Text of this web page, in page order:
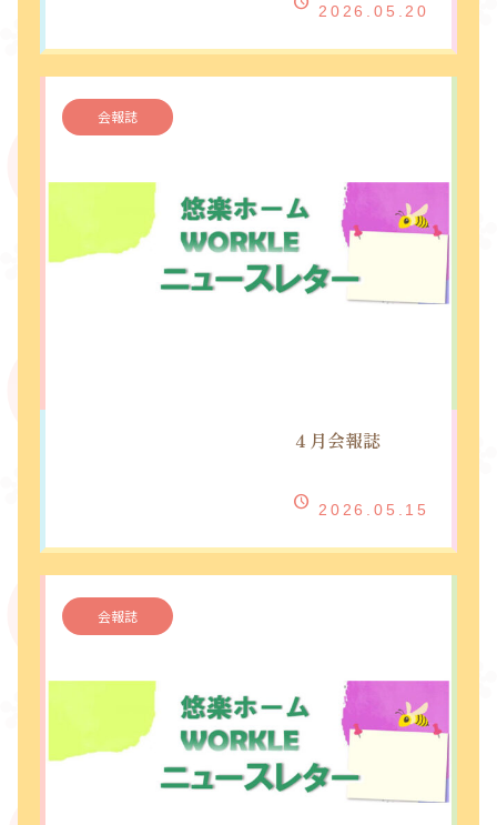
2026.05.20
会報誌
４月会報誌
2026.05.15
会報誌